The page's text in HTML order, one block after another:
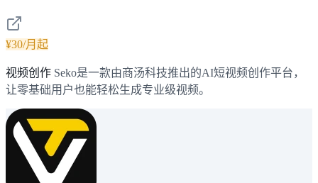
¥30/月起
视频创作 Seko是一款由商汤科技推出的AI短视频创作平台，
让零基础用户也能轻松生成专业级视频。